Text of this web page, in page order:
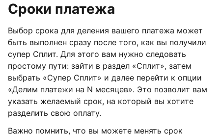
Сроки платежа
Выбор срока для деления вашего платежа может
быть выполнен сразу после того, как вы получили
супер Сплит. Для этого вам нужно следовать
простому пути: зайти в раздел «Сплит», затем
выбрать «Супер Сплит» и далее перейти к опции
«Делим платежи на N месяцев». Это позволит вам
указать желаемый срок, на который вы хотите
разделить свою оплату.
Важно помнить, что вы можете менять срок